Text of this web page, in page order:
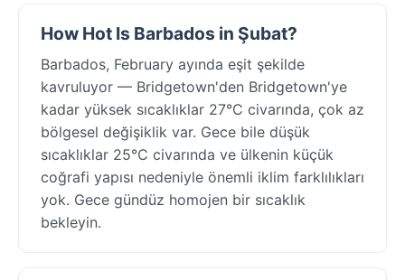
How Hot Is Barbados in Şubat?
Barbados, February ayında eşit şekilde
kavruluyor — Bridgetown'den Bridgetown'ye
kadar yüksek sıcaklıklar 27°C civarında, çok az
bölgesel değişiklik var. Gece bile düşük
sıcaklıklar 25°C civarında ve ülkenin küçük
coğrafi yapısı nedeniyle önemli iklim farklılıkları
yok. Gece gündüz homojen bir sıcaklık
bekleyin.